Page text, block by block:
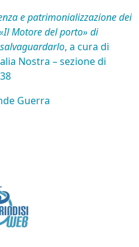
e patrimonializzazione dei
Motore del porto» di
, a cura di
Nostra – sezione di
Guerra